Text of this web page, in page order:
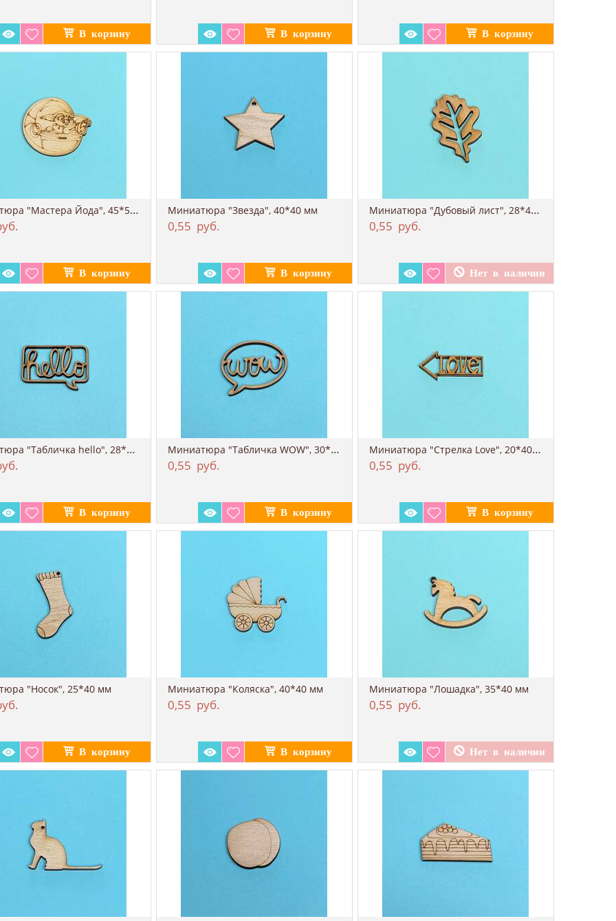
Миниатюра "Мастера Йода", 45*50 мм Миниатюра "Звезда", 40*40 мм
0,55 руб.
Миниатюра "Дубовый лист", 28*40 мм
0,55 руб.
Миниатюра "Табличка hello", 28*40 мм Миниатюра "Табличка WOW", 30*40 мм
0,55 руб.
Миниатюра "Стрелка Love", 20*40 мм
0,55 руб.
"Носок", 25*40 мм Миниатюра "Коляска", 40*40 мм
0,55 руб.
Миниатюра "Лошадка", 35*40 мм
0,55 руб.